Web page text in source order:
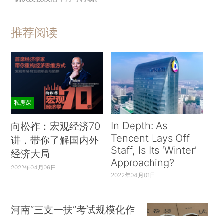
推荐阅读
私房课
向松祚：宏观经济70
讲，带你了解国内外
经济大局
2022年04月06日
In Depth: As
Tencent Lays Off
Staff, Is Its ‘Winter’
Approaching?
2022年04月01日
河南“三支一扶”考试规模化作